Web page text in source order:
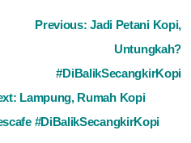
Previous:Jadi Petani Kopi,
Untungkah?
#DiBalikSecangkirKopi
Lampung, Rumah Kopi
#DiBalikSecangkirKopi